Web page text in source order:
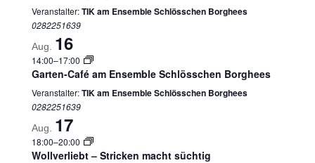
Veranstalter:TIK am Ensemble Schlösschen Borghees
0282251639
Aug. 16
14:00–17:00
Garten-Café am Ensemble Schlösschen Borghees
Veranstalter:TIK am Ensemble Schlösschen Borghees
0282251639
Aug. 17
18:00–20:00
Wollverliebt – Stricken macht süchtig